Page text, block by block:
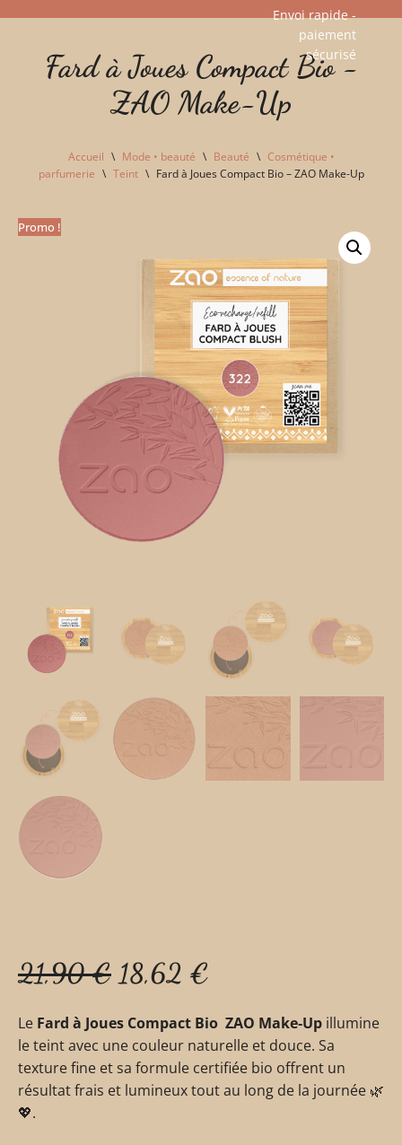
Envoi rapide -
paiement
sécurisé​
Fard à Joues Compact Bio -
ZAO Make-Up
Accueil \ Mode • beauté \ Beauté \ Cosmétique •
parfumerie \ Teint \ Fard à Joues Compact Bio – ZAO Make-Up
Promo !
21,90€ 18,62 €
Le Fard à Joues Compact Bio ZAO Make‑Up illumine
le teint avec une couleur naturelle et douce. Sa
texture fine et sa formule certifiée bio offrent un
résultat frais et lumineux tout au long de la journée 🌿
💖.